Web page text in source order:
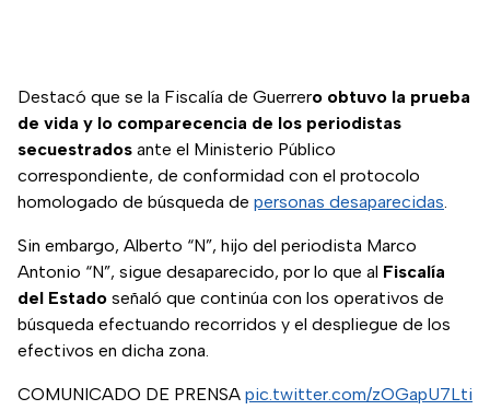
Destacó que se la Fiscalía de Guerrero obtuvo la prueba
de vida y lo comparecencia de los periodistas
secuestrados ante el Ministerio Público
correspondiente, de conformidad con el protocolo
homologado de búsqueda de personas desaparecidas.
Sin embargo, Alberto “N”, hijo del periodista Marco
Antonio “N”, sigue desaparecido, por lo que al Fiscalía
del Estado señaló que continúa con los operativos de
búsqueda efectuando recorridos y el despliegue de los
efectivos en dicha zona.
COMUNICADO DE PRENSA pic.twitter.com/zOGapU7Lti